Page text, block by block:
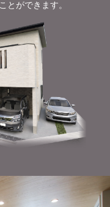
とができます。